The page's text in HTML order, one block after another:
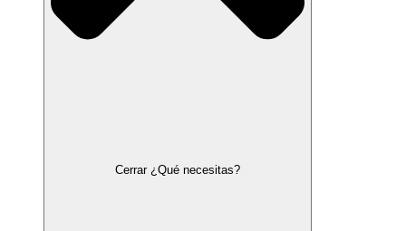
Cerrar ¿Qué necesitas?